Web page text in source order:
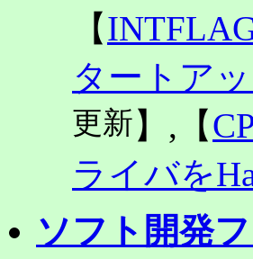
【
タートア
更新】,【
ライバを
ソフト開発